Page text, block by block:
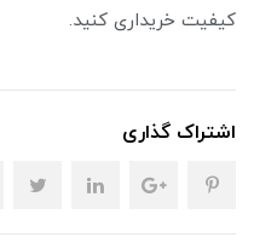
کیفیت خریداری کنید.
اشتراک گذاری